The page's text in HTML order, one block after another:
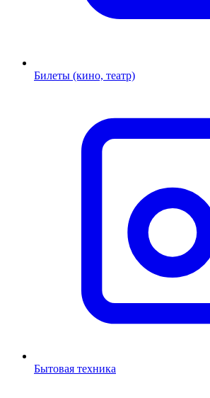
Билеты (кино, театр)
Бытовая техника